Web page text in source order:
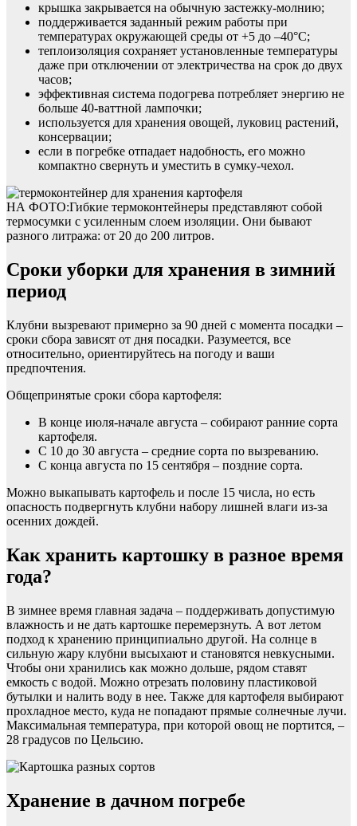
крышка закрывается на обычную застежку-молнию;
поддерживается заданный режим работы при
температурах окружающей среды от +5 до –40°С;
теплоизоляция сохраняет установленные температуры
даже при отключении от электричества на срок до двух
часов;
эффективная система подогрева потребляет энергию не
больше 40-ваттной лампочки;
используется для хранения овощей, луковиц растений,
консервации;
если в погребке отпадает надобность, его можно
компактно свернуть и уместить в сумку-чехол.
НА ФОТО:Гибкие термоконтейнеры представляют собой
термосумки с усиленным слоем изоляции. Они бывают
разного литража: от 20 до 200 литров.
Сроки уборки для хранения в зимний
период
Клубни вызревают примерно за 90 дней с момента посадки –
сроки сбора зависят от дня посадки. Разумеется, все
относительно, ориентируйтесь на погоду и ваши
предпочтения.
Общепринятые сроки сбора картофеля:
В конце июля-начале августа – собирают ранние сорта
картофеля.
С 10 до 30 августа – средние сорта по вызреванию.
С конца августа по 15 сентября – поздние сорта.
Можно выкапывать картофель и после 15 числа, но есть
опасность подвергнуть клубни набору лишней влаги из-за
осенних дождей.
Как хранить картошку в разное время
года?
В зимнее время главная задача – поддерживать допустимую
влажность и не дать картошке перемерзнуть. А вот летом
подход к хранению принципиально другой. На солнце в
сильную жару клубни высыхают и становятся невкусными.
Чтобы они хранились как можно дольше, рядом ставят
емкость с водой. Можно отрезать половину пластиковой
бутылки и налить воду в нее. Также для картофеля выбирают
прохладное место, куда не попадают прямые солнечные лучи.
Максимальная температура, при которой овощ не портится, –
28 градусов по Цельсию.
Хранение в дачном погребе